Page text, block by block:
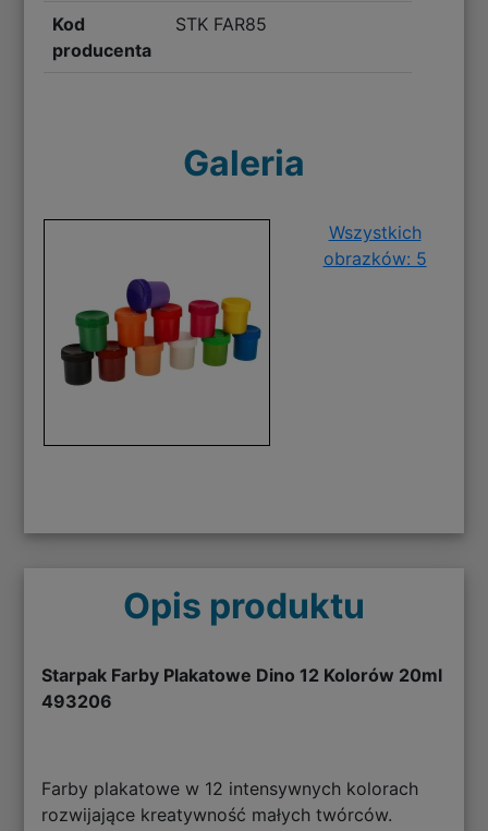
Kod
producenta
STK FAR85
Galeria
Wszystkich
obrazków: 5
Opis produktu
Starpak Farby Plakatowe Dino 12 Kolorów 20ml
493206
Farby plakatowe w 12 intensywnych kolorach
rozwijające kreatywność małych twórców.